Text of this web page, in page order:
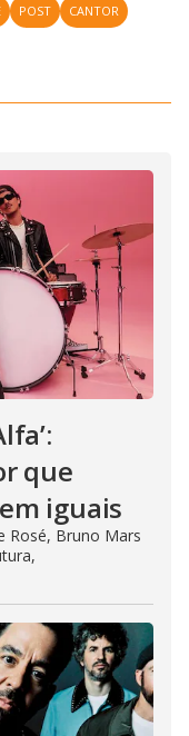
POST CANTOR
que
iguais
Rosé, Bruno Mars